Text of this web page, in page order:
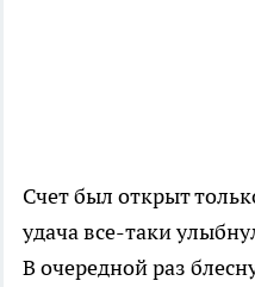
Счет был открыт
удачавсе-таки
В очередной раз